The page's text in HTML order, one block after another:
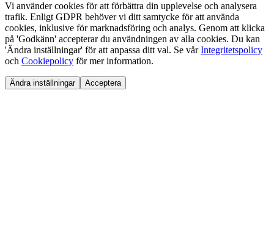
Vi använder cookies för att förbättra din upplevelse och analysera
trafik. Enligt GDPR behöver vi ditt samtycke för att använda
cookies, inklusive för marknadsföring och analys. Genom att klicka
på 'Godkänn' accepterar du användningen av alla cookies. Du kan
'Ändra inställningar' för att anpassa ditt val. Se vårIntegritetspolicy
och Cookiepolicy för mer information.
Ändra inställningar Acceptera